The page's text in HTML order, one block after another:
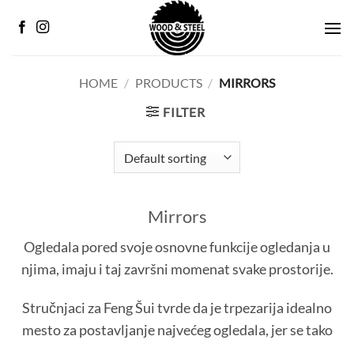
HOME / PRODUCTS / MIRRORS
FILTER
Mirrors
Ogledala pored svoje osnovne funkcije ogledanja u
njima, imaju i taj završni momenat svake prostorije.
Stručnjaci za Feng Šui tvrde da je trpezarija idealno
mesto za postavljanje najvećeg ogledala, jer se tako